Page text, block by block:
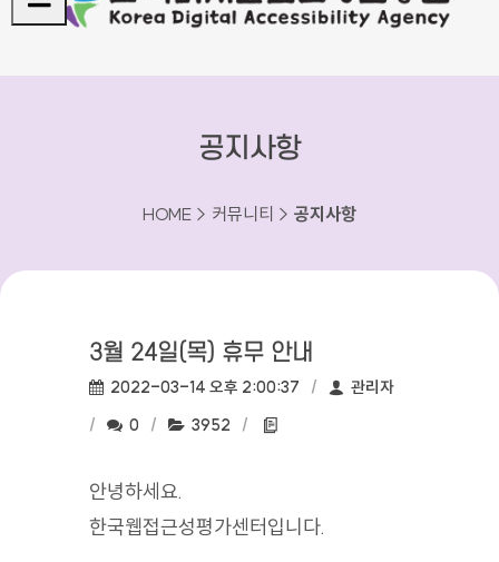
공지사항
HOME > 커뮤니티 > 공지사항
3월 24일(목) 휴무 안내
작성일:
2022-03-14 오후 2:00:37 작성자:
관리자
댓글수:
0 조회수:
3952
안녕하세요.
한국웹접근성평가센터입니다.